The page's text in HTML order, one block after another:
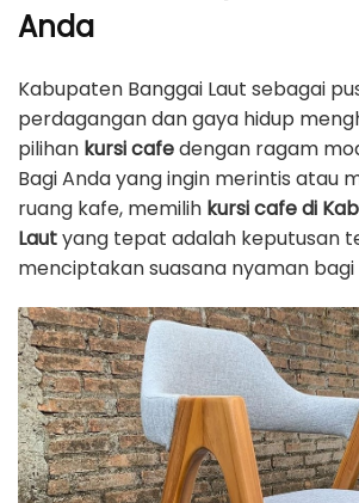
Anda
Kabupaten Banggai Laut sebagai
perdagangan dan gaya hidup
pilihan kursi cafedengan ragam
Bagi Anda yang ingin merintis atau
ruang kafe, memilih kursi cafe di
Lautyang tepat adalah keputusan
menciptakan suasana nyaman